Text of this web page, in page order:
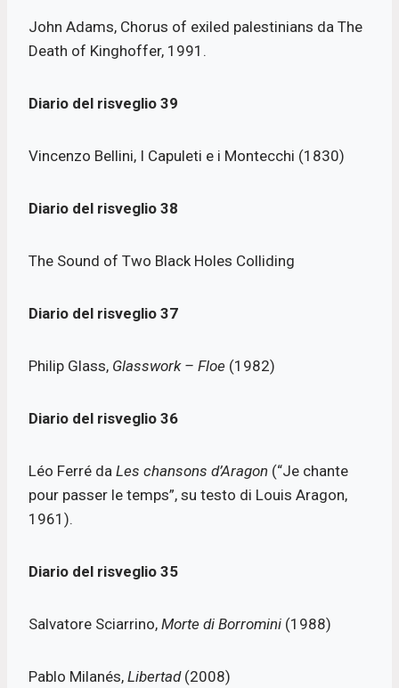
John Adams, Chorus of exiled palestinians da The
Death of Kinghoffer, 1991.
Diario del risveglio 39
Vincenzo Bellini, I Capuleti e i Montecchi (1830)
Diario del risveglio 38
The Sound of Two Black Holes Colliding
Diario del risveglio 37
Philip Glass, Glasswork – Floe (1982)
Diario del risveglio 36
Léo Ferré da Les chansons d’Aragon (“Je chante
pour passer le temps”, su testo di Louis Aragon,
1961).
Diario del risveglio 35
Salvatore Sciarrino, Morte di Borromini (1988)
Pablo Milanés, Libertad(2008)